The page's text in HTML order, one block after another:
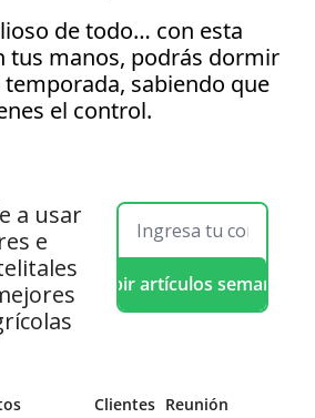
de todo… con esta
tus manos, podrás dormir
sabiendo que
el control.
a usar
e
Recibir artículos semanales
Clientes Reunión